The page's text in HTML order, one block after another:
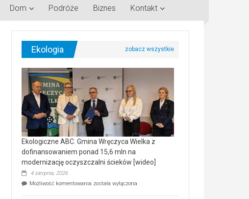
Dom Podróże Biznes Kontakt
Ekologia
Ekologiczne ABC. Gmina Wręczyca Wielka z
dofinansowaniem ponad 15,6 mln na
modernizację oczyszczalni ścieków [wideo]
4 sierpnia, 2026
Możliwość komentowania Ekologiczne
została wyłączona